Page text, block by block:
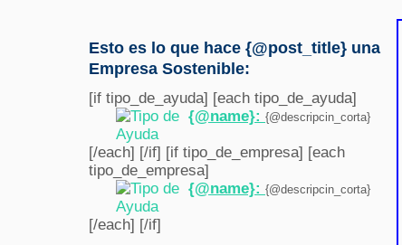
Esto es lo que hace {@post_title} una
Empresa Sostenible:
[if tipo_de_ayuda] [each tipo_de_ayuda]
{@name}: {@descripcin_corta}
[/each] [/if] [if tipo_de_empresa] [each
tipo_de_empresa]
{@name}: {@descripcin_corta}
[/each] [/if]